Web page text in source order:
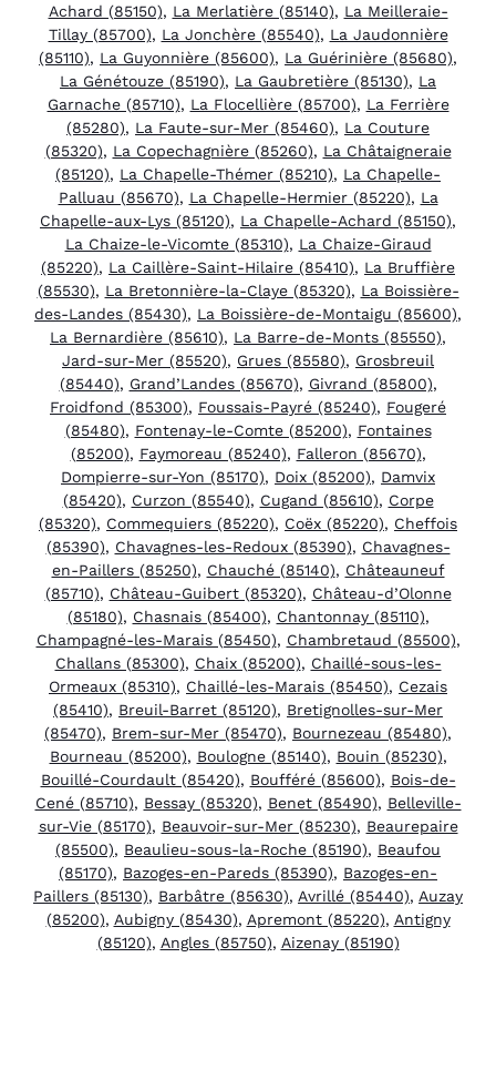
Achard (85150), La Merlatière (85140), La Meilleraie-
Tillay (85700), La Jonchère (85540), La Jaudonnière
(85110), La Guyonnière (85600), La Guérinière (85680),
La Génétouze (85190), La Gaubretière (85130), La
Garnache (85710), La Flocellière (85700), La Ferrière
(85280), La Faute-sur-Mer (85460), La Couture
(85320), La Copechagnière (85260), La Châtaigneraie
(85120), La Chapelle-Thémer (85210), La Chapelle-
Palluau (85670), La Chapelle-Hermier (85220), La
Chapelle-aux-Lys (85120), La Chapelle-Achard (85150),
La Chaize-le-Vicomte (85310), La Chaize-Giraud
(85220), La Caillère-Saint-Hilaire (85410), La Bruffière
(85530), La Bretonnière-la-Claye (85320), La Boissière-
des-Landes (85430), La Boissière-de-Montaigu (85600),
La Bernardière (85610), La Barre-de-Monts (85550),
Jard-sur-Mer (85520), Grues (85580), Grosbreuil
(85440), Grand’Landes (85670), Givrand (85800),
Froidfond (85300), Foussais-Payré (85240), Fougeré
(85480), Fontenay-le-Comte (85200), Fontaines
(85200), Faymoreau (85240), Falleron (85670),
Dompierre-sur-Yon (85170), Doix (85200), Damvix
(85420), Curzon (85540), Cugand (85610), Corpe
(85320), Commequiers (85220), Coëx (85220), Cheffois
(85390), Chavagnes-les-Redoux (85390), Chavagnes-
en-Paillers (85250), Chauché (85140), Châteauneuf
(85710), Château-Guibert (85320), Château-d’Olonne
(85180), Chasnais (85400), Chantonnay (85110),
Champagné-les-Marais (85450), Chambretaud (85500),
Challans (85300), Chaix (85200), Chaillé-sous-les-
Ormeaux (85310), Chaillé-les-Marais (85450), Cezais
(85410), Breuil-Barret (85120), Bretignolles-sur-Mer
(85470), Brem-sur-Mer (85470), Bournezeau (85480),
Bourneau (85200), Boulogne (85140), Bouin (85230),
Bouillé-Courdault (85420), Boufféré (85600), Bois-de-
Cené (85710), Bessay (85320), Benet (85490), Belleville-
sur-Vie (85170), Beauvoir-sur-Mer (85230), Beaurepaire
(85500), Beaulieu-sous-la-Roche (85190), Beaufou
(85170), Bazoges-en-Pareds (85390), Bazoges-en-
Paillers (85130), Barbâtre (85630), Avrillé (85440), Auzay
(85200), Aubigny (85430), Apremont (85220), Antigny
(85120), Angles (85750), Aizenay (85190)